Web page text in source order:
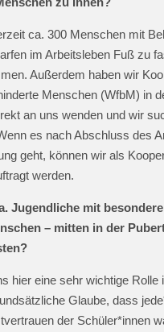
ca. 300 Menschen mit
im Arbeitsleben Fuß zu
Außerdem haben wir
Menschen (WfbM) in
an uns wenden und wir
es nach Abschluss des
geht, können wir als
werden.
Jugendliche mit
– mitten in der
hier eine sehr wichtige
Glaube, dass
der Schüler*innen